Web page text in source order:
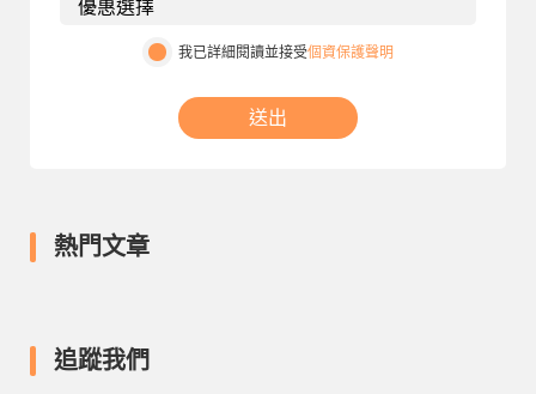
我已詳細閱讀並接受個資保護聲明
送出
熱門文章
追蹤我們